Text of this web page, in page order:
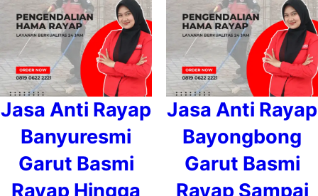
Jasa Anti Rayap
Banyuresmi
Garut Basmi
Rayap Hingga
Jasa Anti Rayap
Bayongbong
Garut Basmi
Rayap Sampai